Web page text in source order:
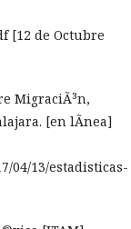
[12 de Octubre
MigraciÃ³n,
[en lÃ­nea]
04/13/estadisticas-